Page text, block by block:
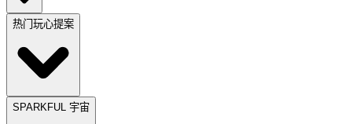
热门玩心提案
SPARKFUL 宇宙